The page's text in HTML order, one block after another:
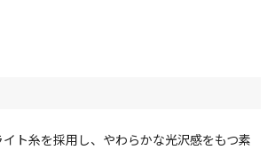
ト糸を採用し、やわらかな光沢感をもつ素